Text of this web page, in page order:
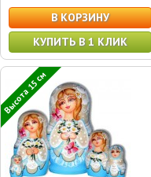
В КОРЗИНУ
КУПИТЬ В 1 КЛИК
Высота 15 см